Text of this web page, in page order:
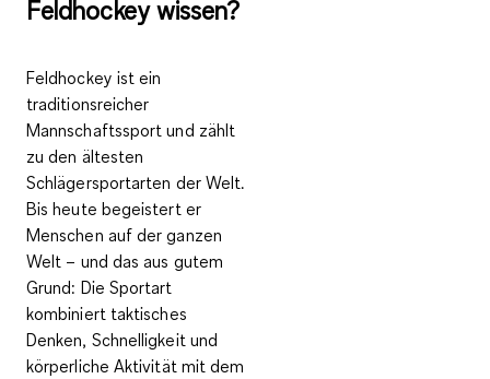
Feldhockey wissen?
Feldhockey ist ein
traditionsreicher
Mannschaftssport und zählt
zu den ältesten
Schlägersportarten der Welt.
Bis heute begeistert er
Menschen auf der ganzen
Welt – und das aus gutem
Grund: Die Sportart
kombiniert taktisches
Denken, Schnelligkeit und
körperliche Aktivitätmit dem